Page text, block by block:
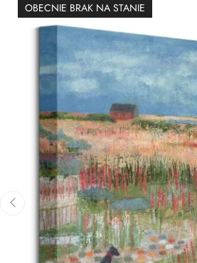
OBECNIE BRAK NA STANIE